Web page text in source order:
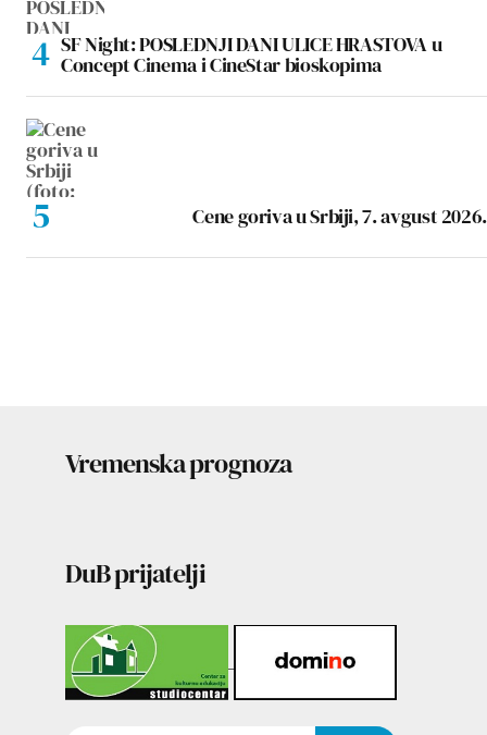
SF Night: POSLEDNJI DANI ULICE HRASTOVA u
Concept Cinema i CineStar bioskopima
Cene goriva u Srbiji, 7. avgust 2026.
Vremenska prognoza
DuB prijatelji